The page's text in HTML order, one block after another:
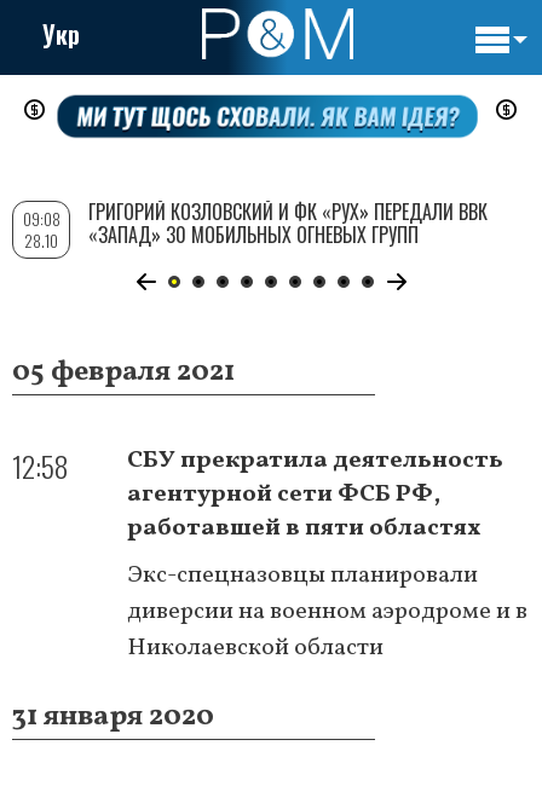
Перейти
содержанию
Укр
05 февраля 2021
12:58
СБУ прекратила деятельность
агентурной сети ФСБ РФ,
работавшей в пяти областях
Экс-спецназовцы планировали
диверсии на военном аэродроме и в
Николаевской области
31 января 2020
09:08
28.10
ГРИГОРИЙ КОЗЛОВСКИЙ И ФК «РУХ» ПЕРЕДАЛИ ВВК
«ЗАПАД» 30 МОБИЛЬНЫХ ОГНЕВЫХ ГРУПП